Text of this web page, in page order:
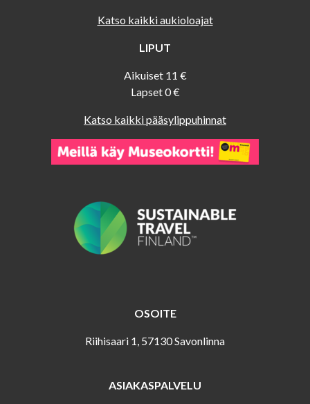
Katso kaikki aukioloajat
LIPUT
Aikuiset 11 €
Lapset 0 €
Katso kaikki pääsylippuhinnat
OSOITE
Riihisaari 1, 57130 Savonlinna
ASIAKASPALVELU